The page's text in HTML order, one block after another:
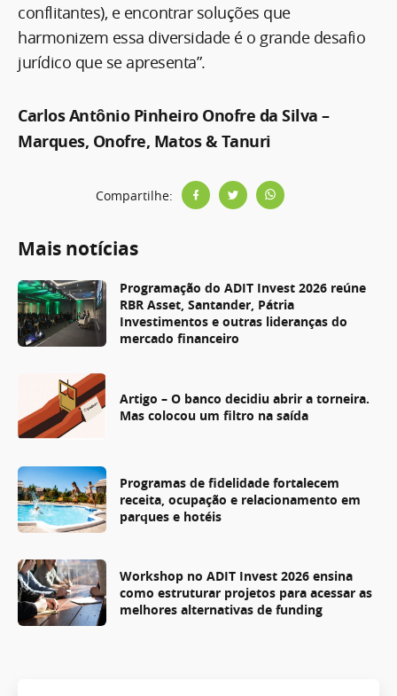
conflitantes), e encontrar soluções que
harmonizem essa diversidade é o grande desafio
jurídico que se apresenta”.
Carlos Antônio Pinheiro Onofre da Silva –
Marques, Onofre, Matos & Tanuri
Compartilhe:
Mais notícias
Programação do ADIT Invest 2026 reúne
RBR Asset, Santander, Pátria
Investimentos e outras lideranças do
mercado financeiro
Artigo – O banco decidiu abrir a torneira.
Mas colocou um filtro na saída
Programas de fidelidade fortalecem
receita, ocupação e relacionamento em
parques e hotéis
Workshop no ADIT Invest 2026 ensina
como estruturar projetos para acessar as
melhores alternativas de funding